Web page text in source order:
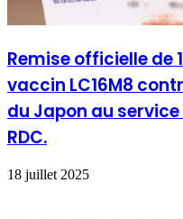
Remise officielle de
vaccin LC16M8
du Japon au
RDC.
18 juillet 2025